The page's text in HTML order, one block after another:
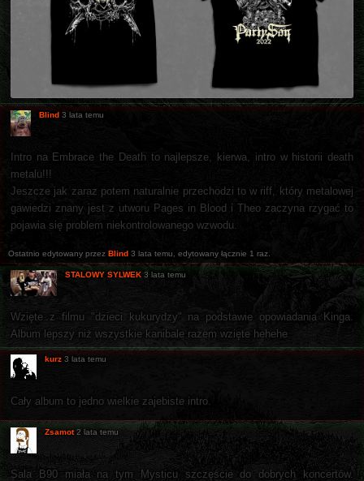
Blind 3 lata temu
Intro na Embrace the Death to najlepsze, kierwa, intro w historii death
metalu!!!
Jeszcze jak zaraz potem naturalnie przechodzi to w riff, który metalowej
gawiedzi znany jest z utworu Pages in Blood i Theo zaczyna rzygać to
pojawia się problem niekontrolowanego wzwodu.
Ostatnio edytowany przez Blind 3 lata temu , edytowany łącznie 1 raz.
STALOWY SYLWEK 3 lata temu
Wzięte z filmu "dzieci kukurydzy" na podstawie opowiadania Kinga.
Album lepszy niż wszystkie kanibale razem wzięte hehehe
kurz 3 lata temu
Cały album to jedno wielkie zajebiste intro.
Zsamot 2 lata temu
Sala B90 miała na tym Mysticu szczęście do dobrych koncertów.